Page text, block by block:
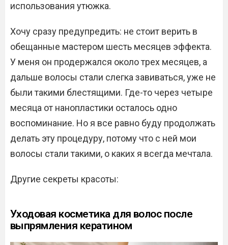
использования утюжка.
Хочу сразу предупредить: не стоит верить в
обещанные мастером шесть месяцев эффекта.
У меня он продержался около трех месяцев, а
дальше волосы стали слегка завиваться, уже не
были такими блестящими. Где-то через четыре
месяца от нанопластики осталось одно
воспоминание. Но я все равно буду продолжать
делать эту процедуру, потому что с ней мои
волосы стали такими, о каких я всегда мечтала.
Другие секреты красоты:
Уходовая косметика для волос после
выпрямления кератином